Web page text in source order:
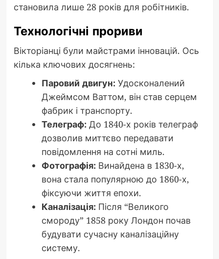
становила лише 28 років для робітників.
Технологічні прориви
Вікторіанці були майстрами інновацій. Ось
кілька ключових досягнень:
Паровий двигун:Удосконалений
Джеймсом Ваттом, він став серцем
фабрик і транспорту.
Телеграф:До 1840-х років телеграф
дозволив миттєво передавати
повідомлення на сотні миль.
Фотографія:Винайдена в 1830-х,
вона стала популярною до 1860-х,
фіксуючи життя епохи.
Каналізація:Після “Великого
смороду” 1858 року Лондон почав
будувати сучасну каналізаційну
систему.